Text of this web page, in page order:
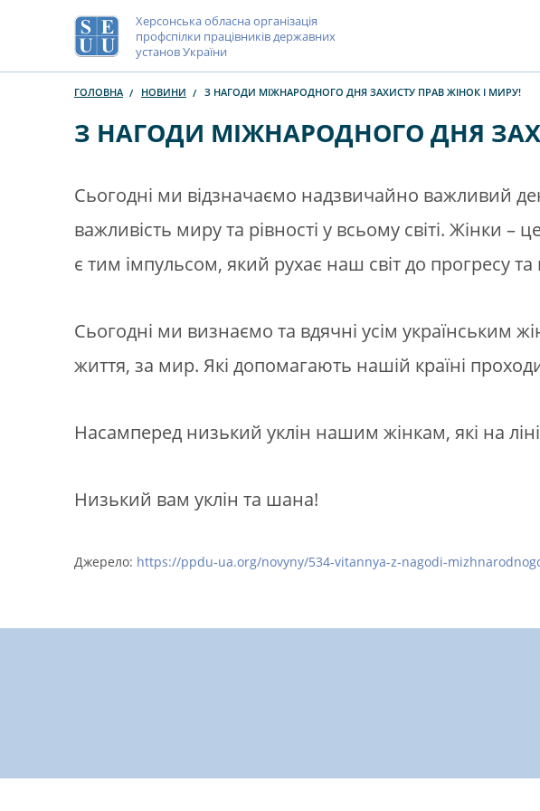
Херсонська обласна організація
профспілки працівників державних
установ України
ГОЛОВНА НОВИНИ З НАГОДИ МІЖНАРОДНОГО ДНЯ ЗАХИСТУ ПРАВ ЖІНОК І МИРУ!
З НАГОДИ МІЖНАРОДНОГО ДНЯ
Сьогодні ми відзначаємо надзвичайно важливий
важливість миру та рівності у всьому світі. Жінки –
є тим імпульсом, який рухає наш світ до прогресу та
Сьогодні ми визнаємо та вдячні усім українським
життя, за мир. Які допомагають нашій країні
Насамперед низький уклін нашим жінкам, які на
Низький вам уклін та шана!
Джерело: https://ppdu-ua.org/novyny/534-vitannya-z-nagodi-